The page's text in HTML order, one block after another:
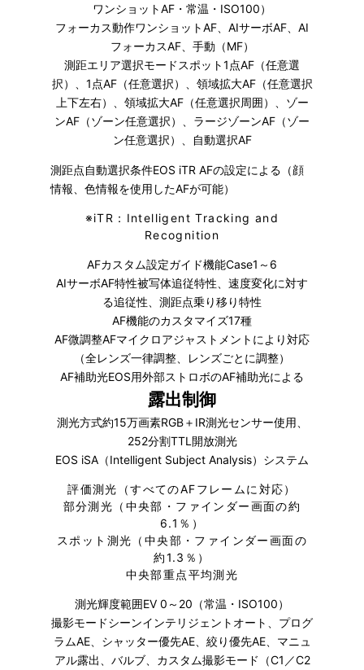
ワンショットAF・常温・ISO100）
フォーカス動作ワンショットAF、AIサーボAF、AI
フォーカスAF、手動（MF）
測距エリア選択モードスポット1点AF（任意選
択）、1点AF（任意選択）、領域拡大AF（任意選択
上下左右）、領域拡大AF（任意選択周囲）、ゾー
ンAF（ゾーン任意選択）、ラージゾーンAF（ゾー
ン任意選択）、自動選択AF
測距点自動選択条件EOS iTR AFの設定による（顔
情報、色情報を使用したAFが可能）
※iTR：Intelligent Tracking and
Recognition
AFカスタム設定ガイド機能Case1～6
AIサーボAF特性被写体追従特性、速度変化に対す
る追従性、測距点乗り移り特性
AF機能のカスタマイズ17種
AF微調整AFマイクロアジャストメントにより対応
（全レンズ一律調整、レンズごとに調整）
AF補助光EOS用外部ストロボのAF補助光による
露出制御
測光方式約15万画素RGB＋IR測光センサー使用、
252分割TTL開放測光
EOS iSA（Intelligent Subject Analysis）システム
評価測光（すべてのAFフレームに対応）
部分測光（中央部・ファインダー画面の約
6.1％）
スポット測光（中央部・ファインダー画面の
約1.3％）
中央部重点平均測光
測光輝度範囲EV 0～20（常温・ISO100）
撮影モードシーンインテリジェントオート、プログ
ラムAE、シャッター優先AE、絞り優先AE、マニュ
アル露出、バルブ、カスタム撮影モード（C1／C2